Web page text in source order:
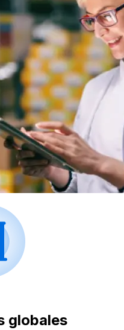
globales